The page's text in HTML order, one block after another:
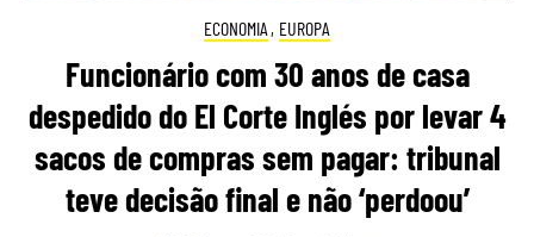
ECONOMIA , EUROPA
Funcionário com 30 anos de casa
despedido do El Corte Inglés por levar 4
sacos de compras sem pagar: tribunal
teve decisão final e não ‘perdoou’